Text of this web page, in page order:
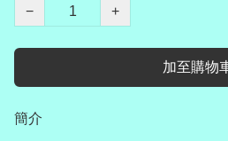
−
+
加至購物
簡介